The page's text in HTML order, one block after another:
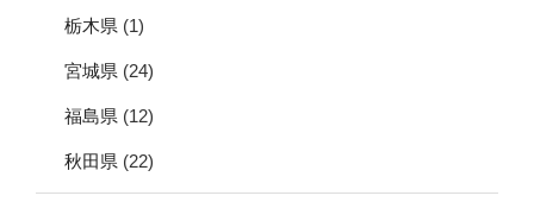
宮城県 (24)
福島県 (12)
秋田県 (22)